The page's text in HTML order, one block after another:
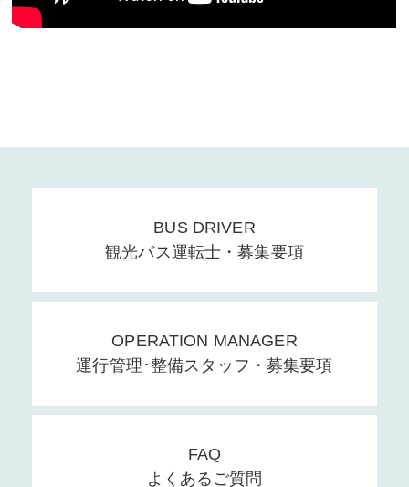
BUS DRIVER
観光バス運転士・募集要項
OPERATION MANAGER
運行管理･整備スタッフ・募集要項
FAQ
よくあるご質問